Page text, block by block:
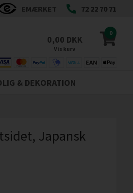
EMÆRKET 72 22 70 71
0
0,00 DKK
Vis kurv
& DEKORATION
Japansk